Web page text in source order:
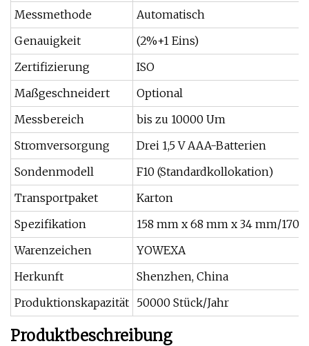
Messmethode
Automatisch
Genauigkeit
(2%+1 Eins)
Zertifizierung
ISO
Maßgeschneidert
Optional
Messbereich
bis zu 10000 Um
Stromversorgung
Drei 1,5 V AAA-Batterien
Sondenmodell
F10 (Standardkollokation)
Transportpaket
Karton
Spezifikation
158 mm x 68 mm x 34 mm/170
Warenzeichen
YOWEXA
Herkunft
Shenzhen, China
Produktionskapazität 50000 Stück/Jahr
Produktbeschreibung